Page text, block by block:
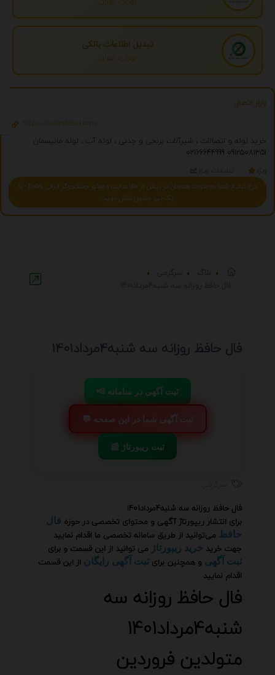
تبدیل اطلاعات بانکی
تهران، تهران
بازار اتصال
https://bazaretesal.com/
خرید لوله و اتصالات ، شیرآلات برنجی و چدنی ، لوله آب ، لوله مانیسمان
02166644999 09125081351
درج تبلیغ شما به صورت همزمان در بیش از 150 سایت و موتور جستجوگر ایرانی 2059 - با
یک تیر چندین نشان بزنید
فال حافظ روزانه سه شنبه4مرداد1401
📢 ثبت آگهی در سامانه
💬 ثبت آگهی شما در این صفحه
📰 ثبت ریپورتاژ
فال حافظ روزانه سه شنبه4مرداد1401
برای انتشار ریپورتاژ آگهی و محتوای تخصصی در حوزه فال
حافظ می‌توانید از طریق سامانه تخصصی ما اقدام نمایید
جهت خرید خرید ریپورتاژ می توانید از این قسمت و برای
ثبت آگهی و همچنین برای ثبت آگهی رایگان از این قسمت
اقدام نمایید
فال حافظ روزانه سه
شنبه4مرداد1401
متولدین فروردین